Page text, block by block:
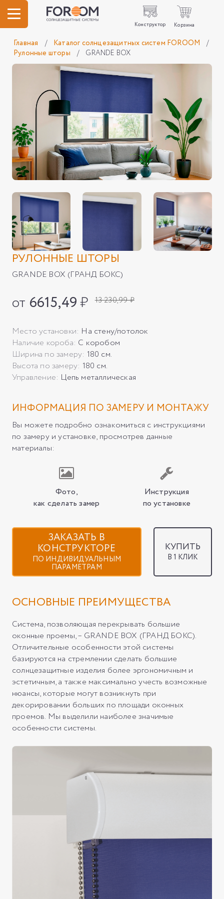
Конструктор Корзина
Главная / Каталог солнцезащитных систем FOROOM
/
Рулонные шторы
/ GRANDE BOX
РУЛОННЫЕ ШТОРЫ
GRANDE BOX (ГРАНД БОКС)
от 6615,49₽ 13 230,99 ₽
Место установки: На стену/потолок
Наличие короба: С коробом
Ширина по замеру: 180 см.
Высота по замеру: 180 см.
Управление: Цепь металлическая
ИНФОРМАЦИЯ ПО ЗАМЕРУ И МОНТАЖУ
Вы можете подробно ознакомиться с инструкциями
по замеру и установке, просмотрев данные
материалы:
Фото,
как сделать замер
Инструкция
по установке
ЗАКАЗАТЬ В
КОНСТРУКТОРЕ
ПО ИНДИВИДУАЛЬНЫМ
ПАРАМЕТРАМ
КУПИТЬ
В 1 КЛИК
ОСНОВНЫЕ ПРЕИМУЩЕСТВА
Система, позволяющая перекрывать большие
оконные проемы, – GRANDE BOX (ГРАНД БОКС).
Отличительные особенности этой системы
базируются на стремлении сделать большие
солнцезащитные изделия более эргономичным и
эстетичным, а также максимально учесть возможные
нюансы, которые могут возникнуть при
декорировании больших по площади оконных
проемов. Мы выделили наиболее значимые
особенности системы.